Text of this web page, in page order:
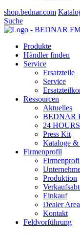
shop.bednar.com
Suche
Produkte
Händler finden
Service
Ersatzteile
Service
Ressourcen
Aktuelles
BEDNAR
24
Press Kit
Kataloge &
Firmenprofil
Produktion
Einkauf
Dealer Area
Kontakt
Feldvorführung